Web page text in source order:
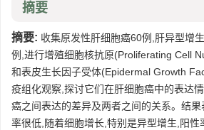
摘要
摘要: 收集原发性肝细胞癌60例,肝异型增
例,进行增殖细胞核抗原(Proliferating Cell
和表皮生长因子受体(Epidermal Growth
疫组化观察,探讨它们在肝细胞癌中的表达
癌之间表达的差异及两者之间的关系。结
率很低,随着细胞增长,特别是异型增生,阳